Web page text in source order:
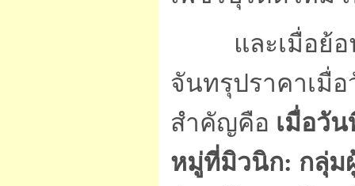
และเมื่อย้อนไ
จันทรุปราคาเมื่
สำคัญคือ เมื่อวั
หมู่ที่มิวนิก: กลุ่ม